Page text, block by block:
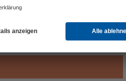
Blockbauweise, davon eine
und Ausschaltung. Automatisiert